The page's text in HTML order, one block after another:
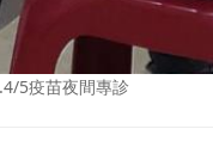
5疫苗夜間專診